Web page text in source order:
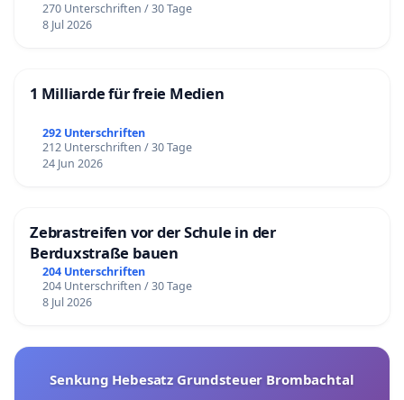
270 Unterschriften / 30 Tage
8 Jul 2026
1 Milliarde für freie Medien
292 Unterschriften
212 Unterschriften / 30 Tage
24 Jun 2026
Zebrastreifen vor der Schule in der
Berduxstraße bauen
204 Unterschriften
204 Unterschriften / 30 Tage
8 Jul 2026
Senkung Hebesatz Grundsteuer Brombachtal